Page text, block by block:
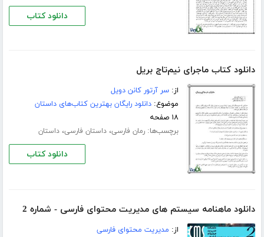
دانلود کتاب
دانلود کتاب ماجرای نیم‌تاج بریل
از:سر آرتور کانن دویل
موضوع:دانلود رایگان بهترین کتاب‌های داستان
۱۸ صفحه
برچسب‌ها:رمان فارسی،داستان فارسی،داستان
دانلود کتاب
دانلود ماهنامه سیستم های مدیریت محتوای فارسی - شماره 2
از: مدیریت محتوای فارسی